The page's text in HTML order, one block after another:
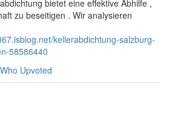
bietet eine effektive Abhilfe ,
zu beseitigen . Wir analysieren
kellerabdichtung-salzburg-
58586440
Who Upvoted